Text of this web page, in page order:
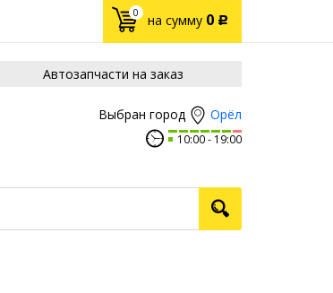
0 на сумму 0 Р
Автозапчасти на заказ
Выбран город Орёл
10:00 19:00